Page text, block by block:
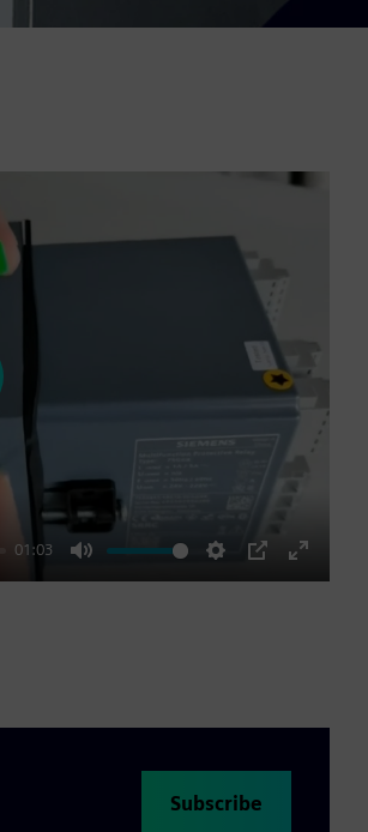
01:03
Mute Settings
PIP
Enter
Subscribe